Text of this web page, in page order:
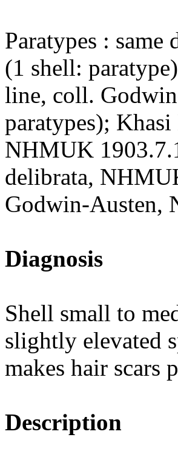
Paratypes :
(1 shell:
line, coll.
paratypes);
NHMUK
delibrata,
Godwin-Austen,
Diagnosis
Shell small to
slightly elevated
makes hair scars
Description